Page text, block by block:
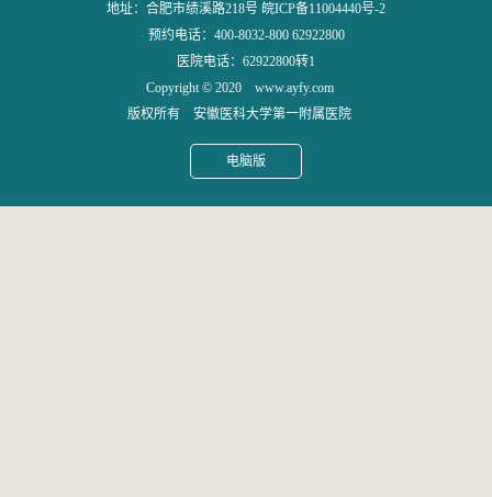
地址：合肥市绩溪路218号 皖ICP备11004440号-2
预约电话：400-8032-800 62922800
医院电话：62922800转1
Copyright © 2020 www.ayfy.com
版权所有 安徽医科大学第一附属医院
电脑版